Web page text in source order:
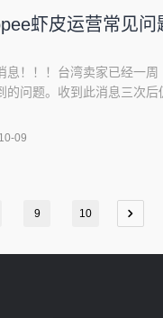
虾皮运营常见问
息！！！台湾卖家已经一
的问题。收到此消息三次
果长时间不登录不操作店
09
9 10